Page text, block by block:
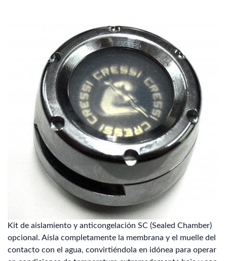
Kit de aislamiento y anticongelación SC (Sealed Chamber)
opcional. Aísla completamente la membrana y el muelle del
contacto con el agua, convirtiéndola en idónea para operar